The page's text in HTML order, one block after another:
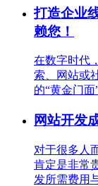
打造企业
赖您！
在数字时代
索、网站或
的“黄金门
网站开发
对于很多人
肯定是非常
发所需费用